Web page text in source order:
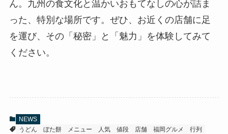
ん。九州の食文化と温かいおもてなしの心が詰ま
った、特別な場所です。ぜひ、お近くの店舗に足
を運び、その「秘密」と「魅力」を体験してみて
ください。
NEWS
うどん
ぼた餅 メニュー 人気 値段 店舗 福岡グルメ
行列